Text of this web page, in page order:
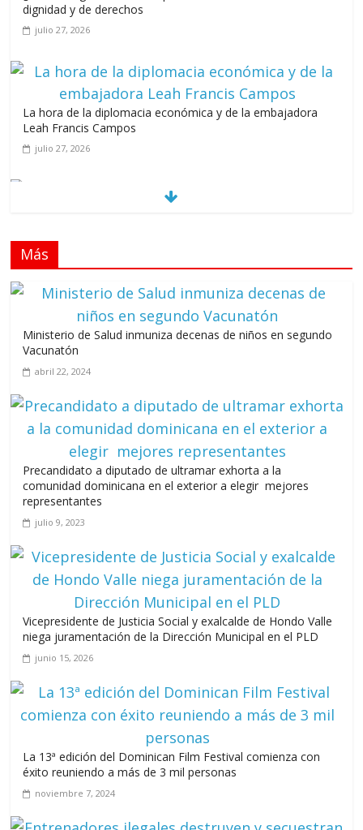
julio 27, 2026
Los casarolazos no tienen colores patidarios
Llevar los Juegos XXV Juegos Centroamericanos y del Caribe
junio 15, 2026
A 67 años de la gesta de Constanza, Maimón y Estero
Hondo
Leonel Fernández y la última oportunidad de los políticos de
carrera
Más
Ministerio de Salud inmuniza decenas de niños en segundo
Vacunatón
abril 22, 2024
Precandidato a diputado de ultramar exhorta a la
comunidad dominicana en el exterior a elegir mejores
representantes
julio 9, 2023
Vicepresidente de Justicia Social y exalcalde de Hondo Valle
niega juramentación de la Dirección Municipal en el PLD
junio 15, 2026
La 13ª edición del Dominican Film Festival comienza con
éxito reuniendo a más de 3 mil personas
noviembre 7, 2024